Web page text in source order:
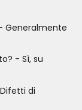
Generalmente
- Sì, su
di